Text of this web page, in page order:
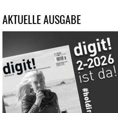
AKTUELLE AUSGABE